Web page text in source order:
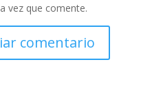
vez que comente.